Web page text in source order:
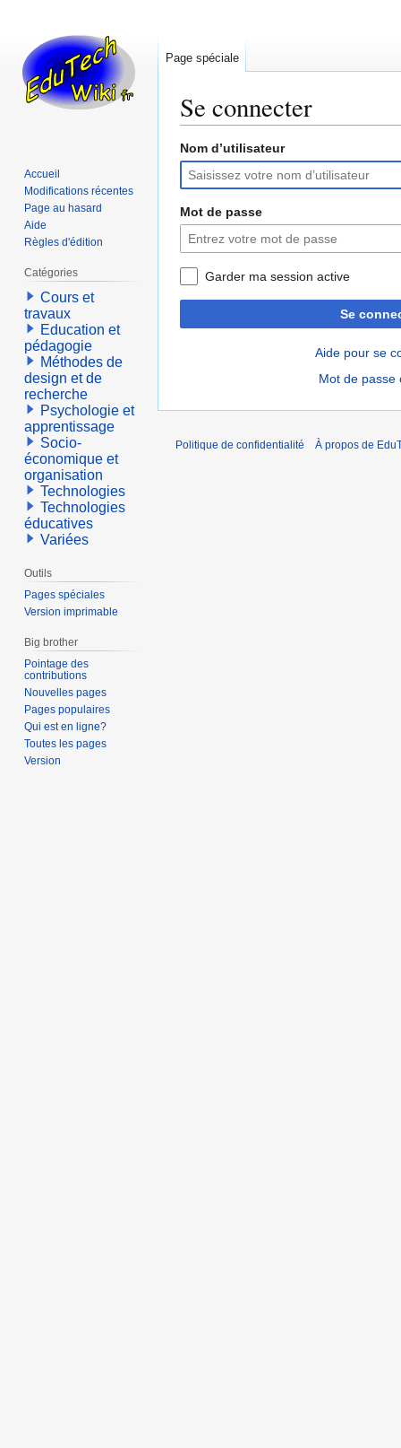
Se connecter
Aller
la
navigation
Aller
la
recherche
Nom d’utilisateur
Mot de passe
Garder ma session active
Se
Aide pour se
Mot de passe
Page spéciale
Accueil
Modifications récentes
Page au hasard
Aide
Règles d'édition
Catégories
Cours et
travaux
Education et
pédagogie
Méthodes de
design et de
recherche
Psychologie et
apprentissage
Socio-
économique et
organisation
Technologies
Technologies
éducatives
Variées
Outils
Pages spéciales
Version imprimable
Big brother
Pointage des
contributions
Nouvelles pages
Pages populaires
Qui est en ligne?
Toutes les pages
Version
Politique de confidentialité À propos de